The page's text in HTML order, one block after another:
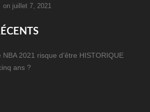
on juillet 7, 2021
2021 risque d’être HISTORIQUE
ans ?